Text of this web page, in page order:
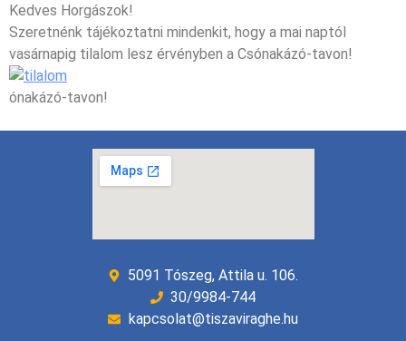
Kedves Horgászok!
Szeretnénk tájékoztatni mindenkit, hogy a mai naptól
vasárnapig tilalom lesz érvényben a Csónakázó-tavon!
ónakázó-tavon!
5091 Tószeg, Attila u. 106.
30/9984-744
kapcsolat@tiszaviraghe.hu